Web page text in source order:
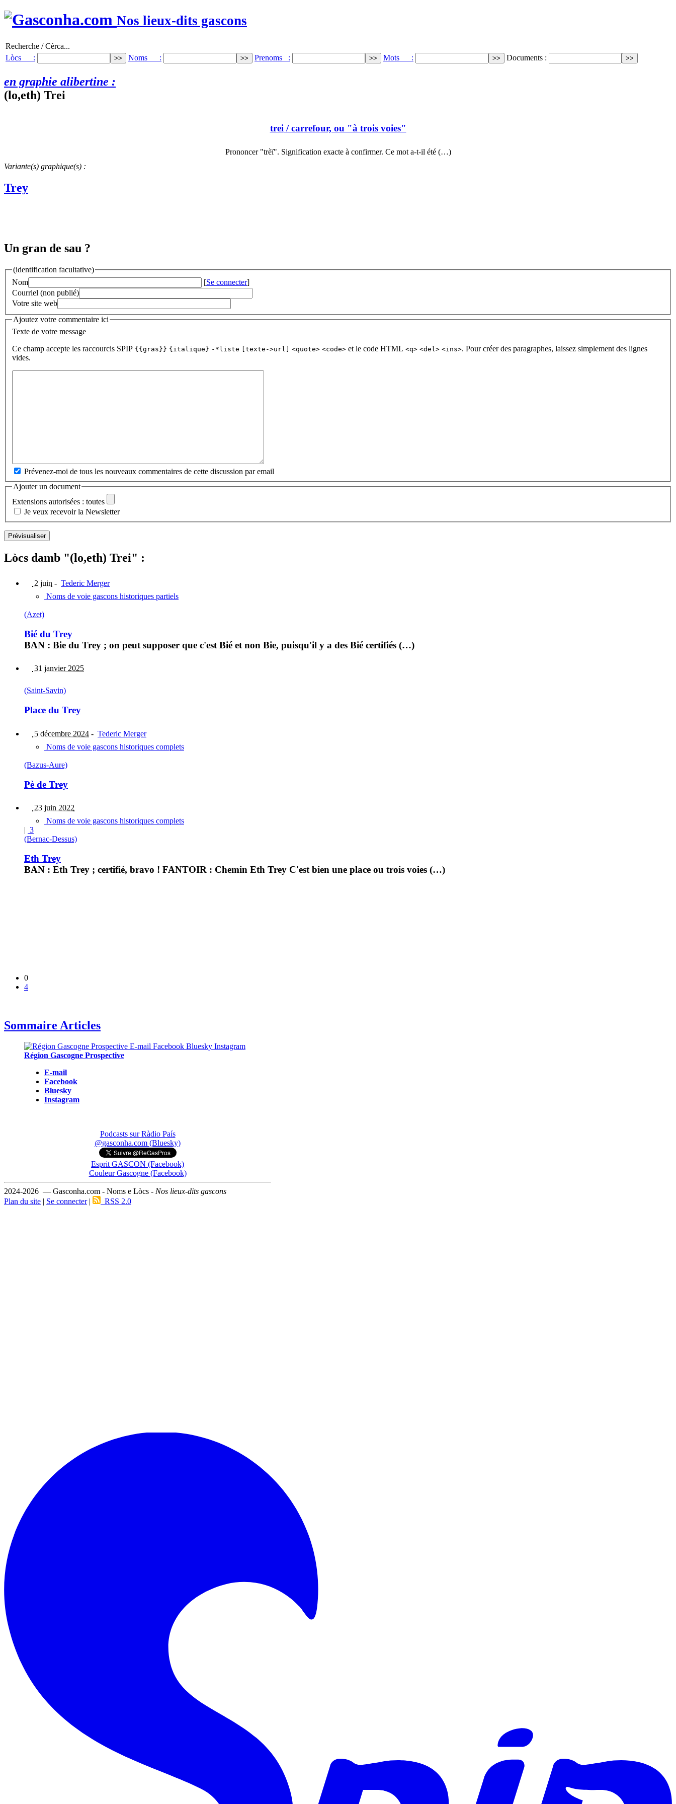
Nos lieux-dits gascons
Recherche / Cèrca...
Lòcs :
Noms : Prenoms : Mots : Documents :
en graphie alibertine :
(lo,eth) Trei
trei/ carrefour, ou "à trois voies"
Prononcer "trèï". Signification exacte à confirmer. Ce mot a-t-il été (…)
Variante(s) graphique(s) :
Trey
Un gran de sau ?
(identification facultative)
Nom
[Se connecter]
Courriel (non publié)
Votre site web
Ajoutez votre commentaire ici
Texte de votre message
Ce champ accepte les raccourcis SPIP {{gras}} {italique} -*liste [texte->url] <quote> <code> et le code HTML <q> <del> <ins>. Pour créer des paragraphes, laissez simplement des lignes
vides.
Prévenez-moi de tous les nouveaux commentaires de cette discussion par email
Ajouter un document
Extensions autorisées : toutes
Je veux recevoir la Newsletter
Lòcs damb "(lo,eth) Trei" :
2 juin - Tederic Merger
Noms de voie gascons historiques partiels
(Azet)
Bié du Trey
BAN : Bie du Trey ; on peut supposer que c'est Bié et non Bie, puisqu'il y a des Bié certifiés (…)
31 janvier 2025
(Saint-Savin)
Place du Trey
5 décembre 2024 - Tederic Merger
Noms de voie gascons historiques complets
(Bazus-Aure)
Pè de Trey
23 juin 2022
Noms de voie gascons historiques complets
| 3
(Bernac-Dessus)
Eth Trey
BAN : Eth Trey ; certifié, bravo ! FANTOIR : Chemin Eth Trey C'est bien une place ou trois voies (…)
0
4
Sommaire Articles
Région Gascogne Prospective
E-mail
Facebook
Bluesky
Instagram
Podcasts sur Ràdio País
@gasconha.com (Bluesky)
Esprit GASCON (Facebook)
Couleur Gascogne (Facebook)
2024-2026 — Gasconha.com - Noms e Lòcs - Nos lieux-dits gascons
Plan du site
Se connecter| RSS 2.0